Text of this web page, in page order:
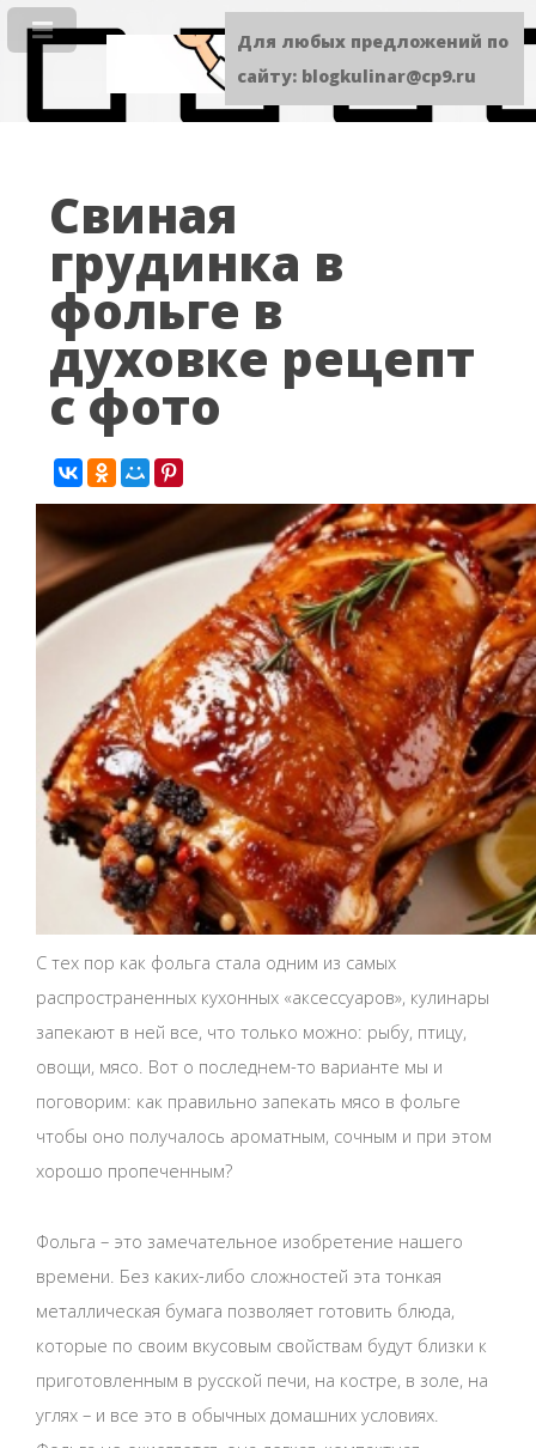
Свиная
грудинка в
фольге в
духовке рецепт
с фото
С тех пор как фольга стала одним из самых
распространенных кухонных «аксессуаров», кулинары
запекают в ней все, что только можно: рыбу, птицу,
овощи, мясо. Вот о последнем-то варианте мы и
поговорим: как правильно запекать мясо в фольге
чтобы оно получалось ароматным, сочным и при этом
хорошо пропеченным?
Фольга – это замечательное изобретение нашего
времени. Без каких-либо сложностей эта тонкая
металлическая бумага позволяет готовить блюда,
которые по своим вкусовым свойствам будут близки к
приготовленным в русской печи, на костре, в золе, на
углях – и все это в обычных домашних условиях.
Для любых предложений по
сайту: blogkulinar@cp9.ru